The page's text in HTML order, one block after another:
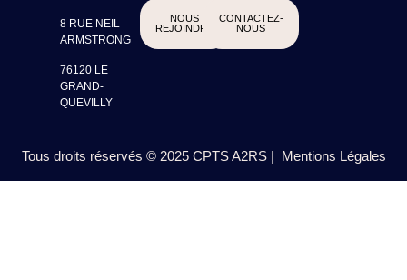
8 RUE NEIL
ARMSTRONG
76120 LE
GRAND-
QUEVILLY
NOUS
REJOINDRE
CONTACTEZ-
NOUS
Tous droits réservés © 2025 CPTS A2RS | Mentions Légales